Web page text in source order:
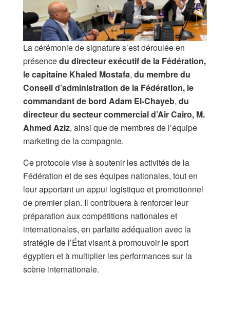
La cérémonie de signature s’est déroulée en
présencedu directeur exécutif de la Fédération,
le capitaine Khaled Mostafa, du membre du
Conseil d’administration de la Fédération, le
commandant de bord Adam El-Chayeb, du
directeur du secteur commercial d’Air Cairo, M.
Ahmed Aziz, ainsi que de membres de l’équipe
marketing de la compagnie.
Ce protocole vise à soutenir les activités de la
Fédération et de ses équipes nationales, tout en
leur apportant un appui logistique et promotionnel
de premier plan. Il contribuera à renforcer leur
préparation aux compétitions nationales et
internationales, en parfaite adéquation avec la
stratégie de l’État visant à promouvoir le sport
égyptien et à multiplier les performances sur la
scène internationale.